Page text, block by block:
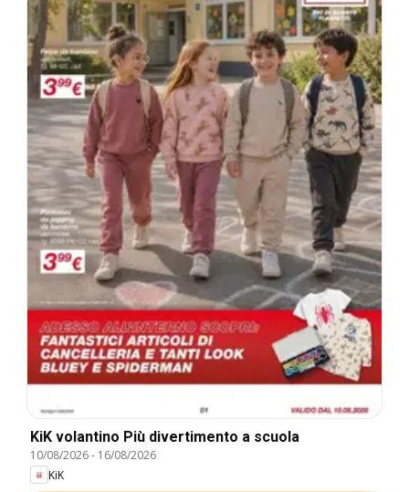
KiK volantino Più divertimento a scuola
10/08/2026- 16/08/2026
KiK